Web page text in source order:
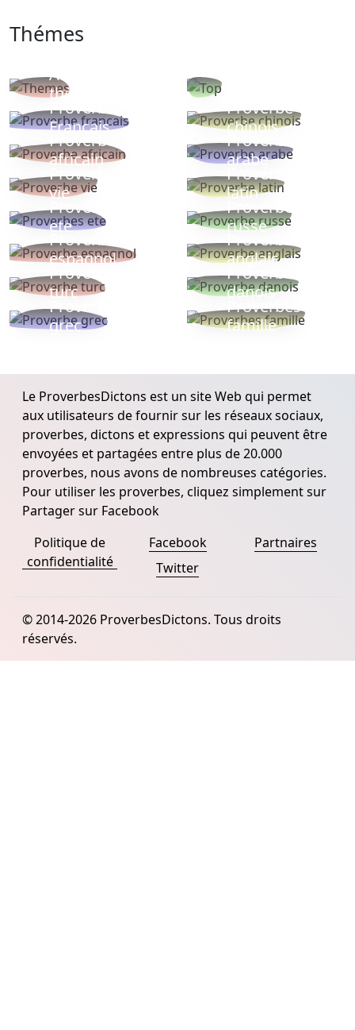
Thémes
Autres
thèmes
Proverbe
Français
Proverbe
chinois
Proverbe
africain
Proverbe
arabe
Proverbe
vie
Proverbe
latin
Proverbes
ete
Proverbe
russe
Proverbe
espagnol
Proverbe
anglais
Proverbe
turc
Proverbe
danois
Proverbe
grec
Proverbes
famille
Le ProverbesDictons est un site Web qui permet
aux utilisateurs de fournir sur les réseaux sociaux,
proverbes, dictons et expressions qui peuvent être
envoyées et partagées entre plus de 20.000
proverbes, nous avons de nombreuses catégories.
Pour utiliser les proverbes, cliquez simplement sur
Partager sur Facebook
Politique de
confidentialité
Facebook
Twitter
Partnaires
© 2014-2026 ProverbesDictons. Tous droits
réservés.